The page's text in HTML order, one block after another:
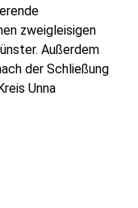
zweigleisigen
Außerdem
der Schließung
Unna